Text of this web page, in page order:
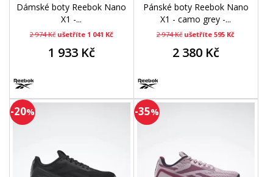
Dámské boty Reebok Nano
X1 -...
2 974 Kč ušetříte 1 041 Kč
1 933 Kč
Pánské boty Reebok Nano
X1 - camo grey -...
2 974 Kč ušetříte 595 Kč
2 380 Kč
-20% -35%